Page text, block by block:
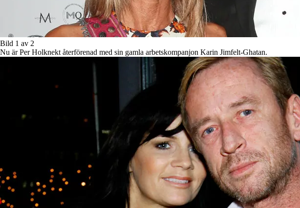
Bild 1 av 2
Nu är Per Holknekt återförenad med sin gamla arbetskompanjon Karin Jimfelt-Ghatan.